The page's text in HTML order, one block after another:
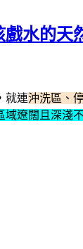
水的天
就連沖洗區、
域遼闊且深淺